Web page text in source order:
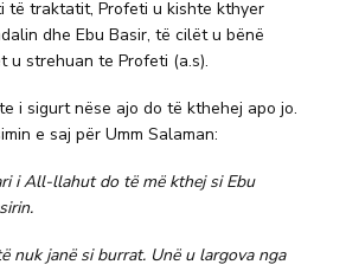
të traktatit, Profeti u kishte kthyer
dhe Ebu Basir, të cilët u bënë
u strehuan te Profeti (a.s).
i sigurt nëse ajo do të kthehej apo jo.
e saj për Umm Salaman:
i All-llahut do të më kthej si Ebu
nuk janë si burrat. Unë u largova nga